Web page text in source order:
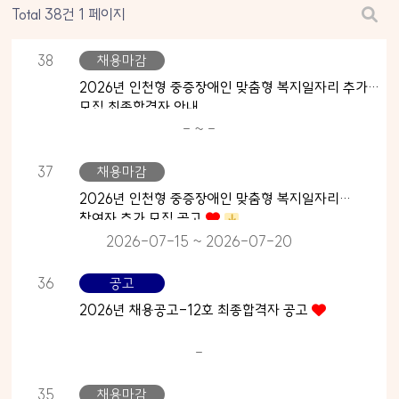
Total 38건 1 페이지
38
채용마감
2026년 인천형 중증장애인 맞춤형 복지일자리 추가
모집 최종합격자 안내
- ~ -
37
채용마감
2026년 인천형 중증장애인 맞춤형 복지일자리
참여자 추가 모집 공고
2026-07-15 ~ 2026-07-20
36
공고
2026년 채용공고-12호 최종합격자 공고
-
35 채용마감